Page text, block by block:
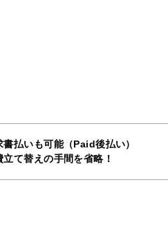
書払いも可能（Paid後払い）
立て替えの手間を省略！